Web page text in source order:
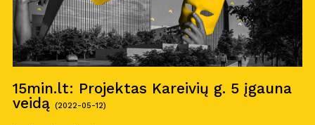
15min.lt: Projektas Kareivių g. 5 įgauna
veidą (2022-05-12)